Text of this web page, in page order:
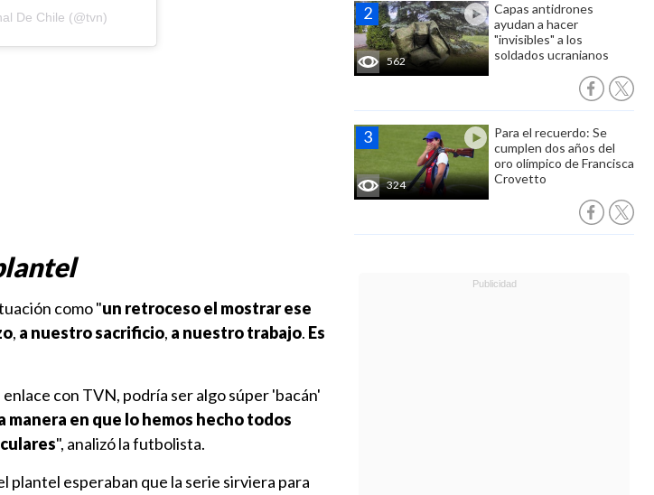
562
Capas antidrones
ayudan a hacer
"invisibles" a los
soldados ucranianos
324
Para el recuerdo: Se
cumplen dos años del
oro olímpico de Francisca
Crovetto
De Chile (@tvn)
como"un retroceso el mostrar ese
, a nuestro sacrificio, a nuestro trabajo. Es
con TVN, podría ser algo súper 'bacán'
manera en que lo hemos hecho todos
", analizó la futbolista.
plantel esperaban que la serie sirviera para